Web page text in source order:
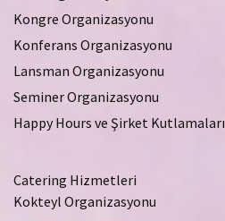
Kongre Organizasyonu
Konferans Organizasyonu
Lansman Organizasyonu
Seminer Organizasyonu
Happy Hours ve Şirket Kutlamaları
Catering Hizmetleri
Kokteyl Organizasyonu